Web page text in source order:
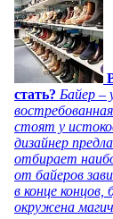
стать? Байер –
стоят у
дизайнер
отбирает
от байеров
в конце
окружена